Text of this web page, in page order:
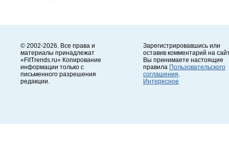
© 2002-2026. Все права и
материалы принадлежат
«FitTrends.ru» Копирование
информации только с
письменного разрешения
редакции.
Зарегистрировавшись или
оставив комментарий на
Вы принимаете настоящие
правила Пользовательского
соглашения
Интересное